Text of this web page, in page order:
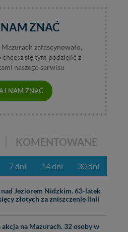
ZNAĆ
Mazurach zafascynowało,
chcesz się tym podzielić z
naszego serwisu
NAM ZNAĆ
KOMENTOWANE
7 dni 14 dni 30 dni
nad Jeziorem Nidzkim. 63-latek
złotych za zniszczenie linii
akcja na Mazurach. 32 osoby w